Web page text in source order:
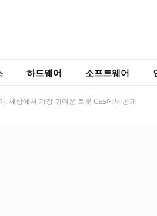
하드웨어 소프트웨어
, 세상에서 가장 귀여운 로봇 CES에서 공개